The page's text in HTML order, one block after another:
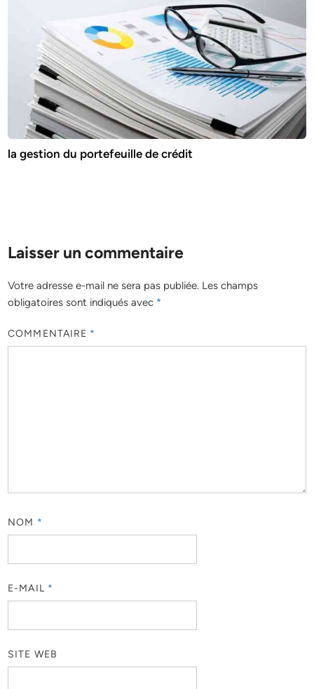
la gestion du portefeuille de crédit
Laisser un commentaire
Votre adresse e-mail ne sera pas publiée. Les champs
obligatoires sont indiqués avec *
COMMENTAIRE *
NOM *
E-MAIL *
SITE WEB